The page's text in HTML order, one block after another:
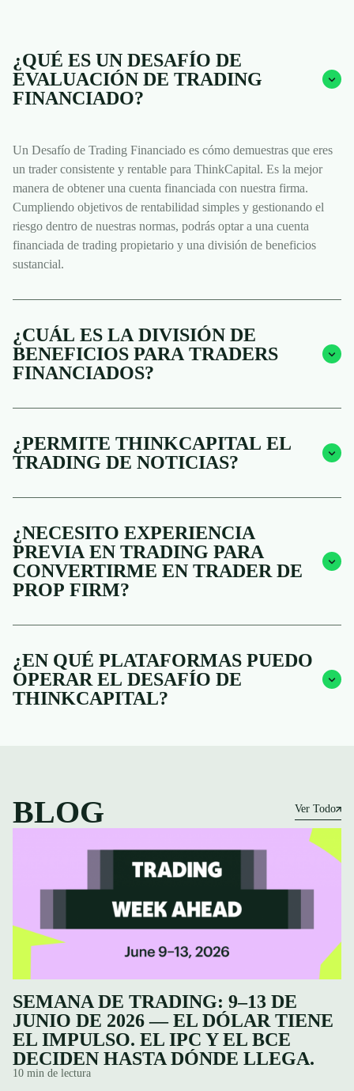
¿QUÉ ES UN DESAFÍO DE
EVALUACIÓN DE TRADING
FINANCIADO?
Un Desafío de Trading Financiado es cómo demuestras que eres
un trader consistente y rentable para ThinkCapital. Es la mejor
manera de obtener una cuenta financiada con nuestra firma.
Cumpliendo objetivos de rentabilidad simples y gestionando el
riesgo dentro de nuestras normas, podrás optar a una cuenta
financiada de trading propietario y una división de beneficios
sustancial.
¿CUÁL ES LA DIVISIÓN DE
BENEFICIOS PARA TRADERS
FINANCIADOS?
¿PERMITE THINKCAPITAL EL
TRADING DE NOTICIAS?
¿NECESITO EXPERIENCIA
PREVIA EN TRADING PARA
CONVERTIRME EN TRADER DE
PROP FIRM?
¿EN QUÉ PLATAFORMAS PUEDO
OPERAR EL DESAFÍO DE
THINKCAPITAL?
BLOG Ver Todo
SEMANA DE TRADING: 9–13 DE
JUNIO DE 2026 — EL DÓLAR TIENE
EL IMPULSO. EL IPC Y EL BCE
DECIDEN HASTA DÓNDE LLEGA.
10 min de lectura